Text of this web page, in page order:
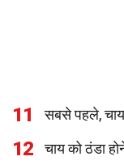
11 सबसे पहले, चाय
12
चाय को ठंडा